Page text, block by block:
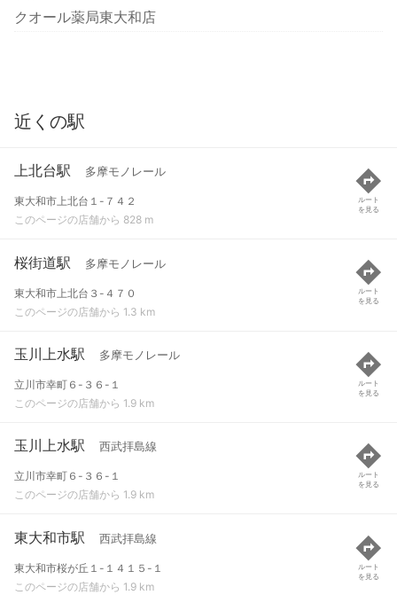
クオール薬局東大和店
近くの駅
上北台駅 多摩モノレール
東大和市上北台１-７４２
このページの店舗から 828 m
ルート
を見る
桜街道駅 多摩モノレール
東大和市上北台３-４７０
このページの店舗から 1.3 km
ルート
を見る
玉川上水駅 多摩モノレール
立川市幸町６-３６-１
このページの店舗から 1.9 km
ルート
を見る
玉川上水駅 西武拝島線
立川市幸町６-３６-１
このページの店舗から 1.9 km
ルート
を見る
東大和市駅 西武拝島線
東大和市桜が丘１-１４１５-１
このページの店舗から 1.9 km
ルート
を見る